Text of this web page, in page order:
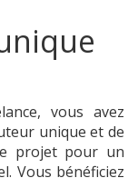
vous avez
unique et de
projet pour un
Vous bénéficiez